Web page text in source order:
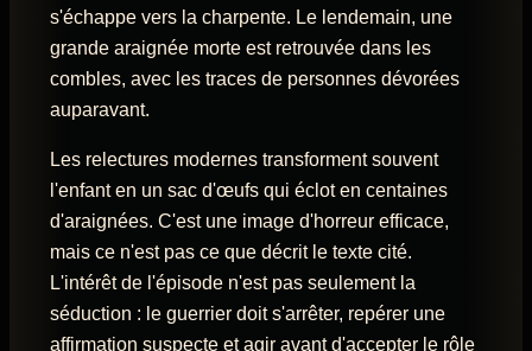
s'échappe vers la charpente. Le lendemain, une
grande araignée morte est retrouvée dans les
combles, avec les traces de personnes dévorées
auparavant.
Les relectures modernes transforment souvent
l'enfant en un sac d'œufs qui éclot en centaines
d'araignées. C'est une image d'horreur efficace,
mais ce n'est pas ce que décrit le texte cité.
L'intérêt de l'épisode n'est pas seulement la
séduction : le guerrier doit s'arrêter, repérer une
affirmation suspecte et agir avant d'accepter le rôle